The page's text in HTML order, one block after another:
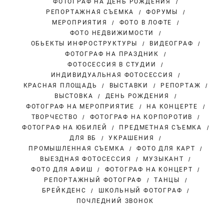
ФОТОГРАФ НА ДЕНЬ РОЖДЕНИЯ
РЕПОРТАЖНАЯ СЪЕМКА
ФОРУМЫ
МЕРОПРИЯТИЯ
ФОТО В ЛОФТЕ
ФОТО НЕДВИЖИМОСТИ
ОБЬЕКТЫ ИНФРОСТРУКТУРЫ
ВИДЕОГРАФ
ФОТОГРАФ НА ПРАЗДНИК
ФОТОСЕССИЯ В СТУДИИ
ИНДИВИДУАЛЬНАЯ ФОТОСЕССИЯ
КРАСНАЯ ПЛОЩАДЬ
ВЫСТАВКИ
РЕПОРТАЖ
ВЫСТОВКА
ДЕНЬ РОЖДЕНИЯ
ФОТОГРАФ НА МЕРОПРИЯТИЕ
НА КОНЦЕРТЕ
ТВОРЧЕСТВО
ФОТОГРАФ НА КОРПОРОТИВ
ФОТОГРАФ НА ЮБИЛЕЙ
ПРЕДМЕТНАЯ СЪЕМКА
ДЛЯ ВБ
УКРАШЕНИЯ
ПРОМЫШЛЕННАЯ СЪЕМКА
ФОТО ДЛЯ КАРТ
ВЫЕЗДНАЯ ФОТОСЕССИЯ
МУЗЫКАНТ
ФОТО ДЛЯ АФИШ
ФОТОГРАФ НА КОНЦЕРТ
РЕПОРТАЖНЫЙ ФОТОГРАФ
ТАНЦЫ
БРЕЙКДЕНС
ШКОЛЬНЫЙ ФОТОГРАФ
ПОЧЛЕДНИЙ ЗВОНОК